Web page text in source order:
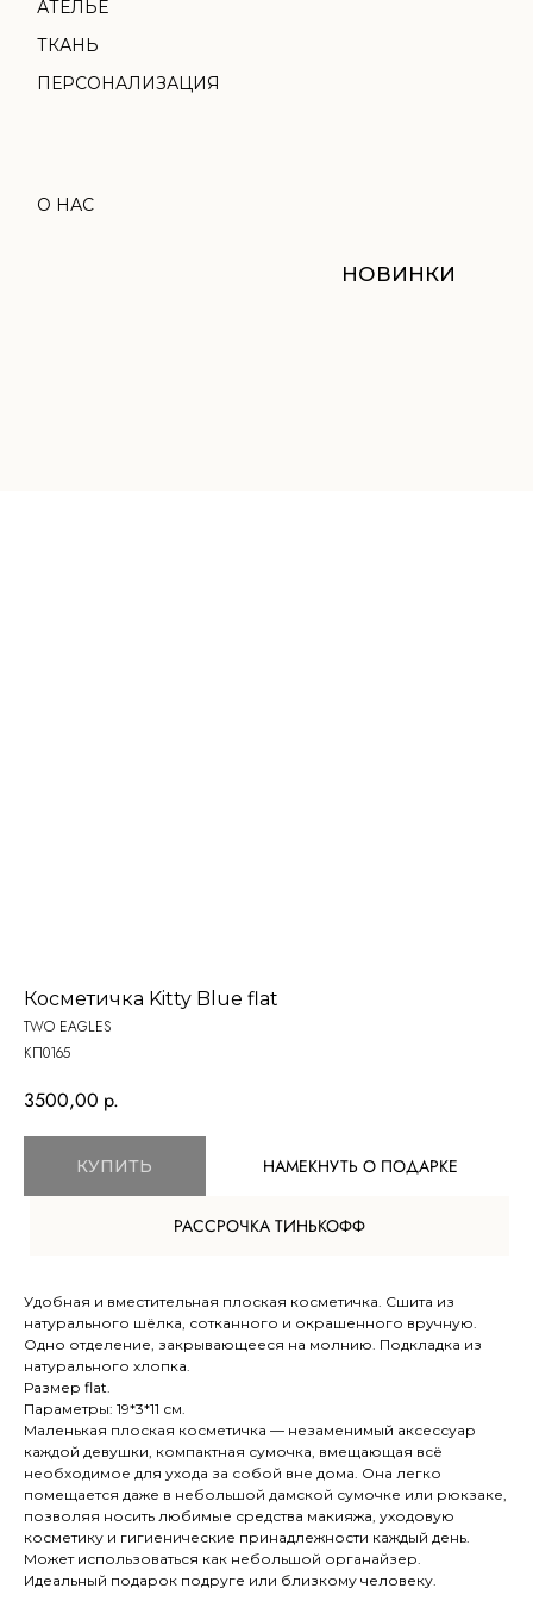
Косметичка Kitty Blue flat
TWO EAGLES
КП0165
3500,00 р.
КУПИТЬ НАМЕКНУТЬ О ПОДАРКЕ
РАССРОЧКА ТИНЬКОФФ
Удобная и вместительная плоская косметичка. Сшита из
натурального шёлка, сотканного и окрашенного вручную.
Одно отделение, закрывающееся на молнию. Подкладка из
натурального хлопка.
Размер flat.
Параметры: 19*3*11 см.
Маленькая плоская косметичка — незаменимый аксессуар
каждой девушки, компактная сумочка, вмещающая всё
необходимое для ухода за собой вне дома. Она легко
помещается даже в небольшой дамской сумочке или рюкзаке,
позволяя носить любимые средства макияжа, уходовую
косметику и гигиенические принадлежности каждый день.
Может использоваться как небольшой органайзер.
Идеальный подарок подруге или близкому человеку.
ВКОНТАКТЕ
TELEGRAM
МЕНЮ О компании
Доставка и оплата
Магазины
Блог